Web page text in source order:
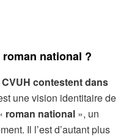
roman national ?
contestentdans
une vision identitaire de
roman national », un
Il l’est d’autant plus